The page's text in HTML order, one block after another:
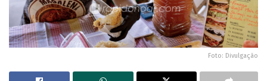
Foto: Divulgação